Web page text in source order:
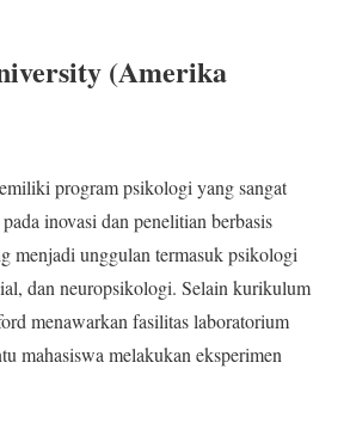
(Amerika
program psikologi yang sangat
inovasi dan penelitian berbasis
menjadi unggulan termasuk psikologi
dan neuropsikologi. Selain kurikulum
menawarkan fasilitas laboratorium
mahasiswa melakukan eksperimen